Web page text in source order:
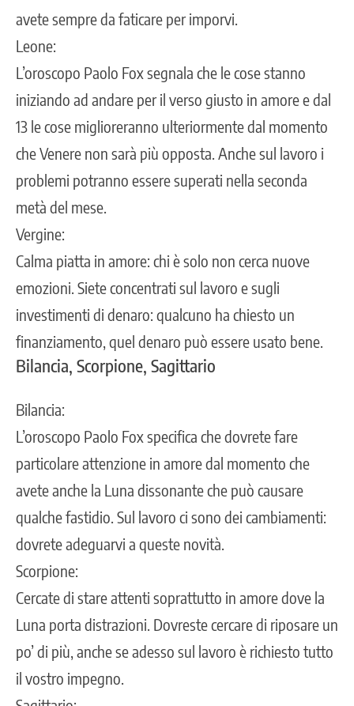
avete sempre da faticare per imporvi.
Leone:
L’oroscopo Paolo Fox segnala che le cose stanno
iniziando ad andare per il verso giusto in amore e dal
13 le cose miglioreranno ulteriormente dal momento
che Venere non sarà più opposta. Anche sul lavoro i
problemi potranno essere superati nella seconda
metà del mese.
Vergine:
Calma piatta in amore: chi è solo non cerca nuove
emozioni. Siete concentrati sul lavoro e sugli
investimenti di denaro: qualcuno ha chiesto un
finanziamento, quel denaro può essere usato bene.
Bilancia, Scorpione, Sagittario
Bilancia:
L’oroscopo Paolo Fox specifica che dovrete fare
particolare attenzione in amore dal momento che
avete anche la Luna dissonante che può causare
qualche fastidio. Sul lavoro ci sono dei cambiamenti:
dovrete adeguarvi a queste novità.
Scorpione:
Cercate di stare attenti soprattutto in amore dove la
Luna porta distrazioni. Dovreste cercare di riposare un
po’ di più, anche se adesso sul lavoro è richiesto tutto
il vostro impegno.